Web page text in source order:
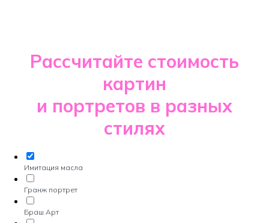
Рассчитайте стоимость
картин
и портретов в разных
стилях
Имитация масла
Гранж портрет
Браш Арт